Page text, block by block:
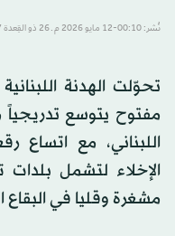
نُشر: 00:10-12 مايو 2026 م ـ 26 ذو القِعدة 1447 هـ
تحوّلت الهدنة
مفتوح يتوسع تدريجياً
اللبناني، مع اتساع
الإخلاء لتشمل بلدات
مشغرة وقليا في البقاع